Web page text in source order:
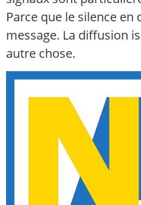
Parce que le silence
message. La diffusion
autre chose.